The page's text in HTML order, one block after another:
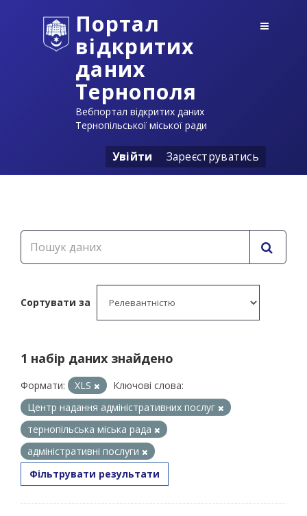
Портал
відкритих
даних
Тернополя
Вебпортал відкритих даних
Тернопільської міської ради
Увійти Зареєструватись
Сортувати за
1 набір даних знайдено
Формати: XLS
Ключові слова:
Центр надання адміністративних послуг
тернопільська міська рада
адміністративні послуги
Фільтрувати результати